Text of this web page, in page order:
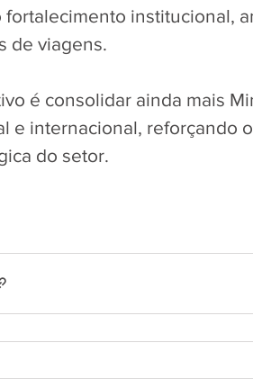
fortalecimento institucional,
de viagens.
é consolidar ainda mais
e internacional, reforçando
do setor.